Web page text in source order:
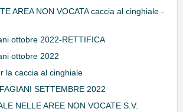
AREA NON VOCATA caccia al cinghiale -
ottobre 2022-RETTIFICA
ottobre 2022
la caccia al cinghiale
SETTEMBRE 2022
NELLE AREE NON VOCATE S.V.